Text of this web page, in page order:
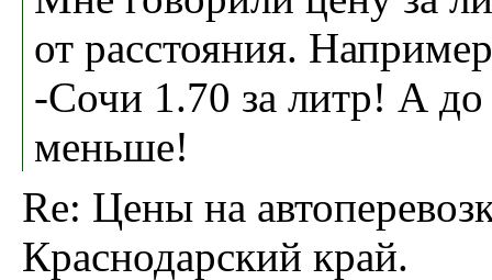
от расстояния.
-Сочи 1.70 за литр! А до
меньше!
Re: Цены на
Краснодарский край.